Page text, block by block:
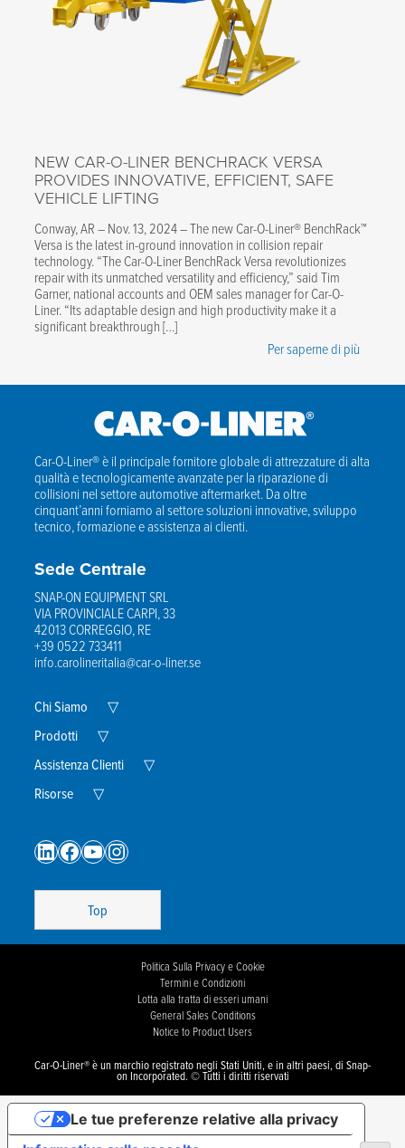
NEW CAR-O-LINER BENCHRACK VERSA
PROVIDES INNOVATIVE, EFFICIENT, SAFE
VEHICLE LIFTING
Conway, AR – Nov. 13, 2024 – The new Car-O-Liner® BenchRack™
Versa is the latest in-ground innovation in collision repair
technology. “The Car-O-Liner BenchRack Versa revolutionizes
repair with its unmatched versatility and efficiency,” said Tim
Garner, national accounts and OEM sales manager for Car-O-
Liner. “Its adaptable design and high productivity make it a
significant breakthrough […]
Per saperne di più
Car-O-Liner® è il principale fornitore globale di attrezzature di alta
qualità e tecnologicamente avanzate per la riparazione di
collisioni nel settore automotive aftermarket. Da oltre
cinquant’anni forniamo al settore soluzioni innovative, sviluppo
tecnico, formazione e assistenza ai clienti.
Sede Centrale
SNAP-ON EQUIPMENT SRL
VIA PROVINCIALE CARPI, 33
42013 CORREGGIO, RE
+39 0522 733411
info.carolineritalia@car-o-liner.se
Chi Siamo ▽Expand
Prodotti ▽Expand
Menu
Assistenza Clienti ▽Expand
Risorse ▽Expand
LinkedIn
Facebook
YouTube
Instagram
Top
Politica Sulla Privacy e Cookie
Termini e Condizioni
Lotta alla tratta di esseri umani
General Sales Conditions
Notice to Product Users
Car-O-Liner® è un marchio registrato negli Stati Uniti, e in altri paesi, di Snap-
on Incorporated. © Tutti i diritti riservati
Le tue preferenze relative alla privacy